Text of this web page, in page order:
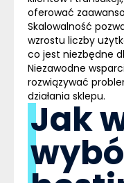
oferować
Skalowalność
wzrostu liczby
co jest niezbędne
Niezawodne
rozwiązywać
działania sklepu.
Jak